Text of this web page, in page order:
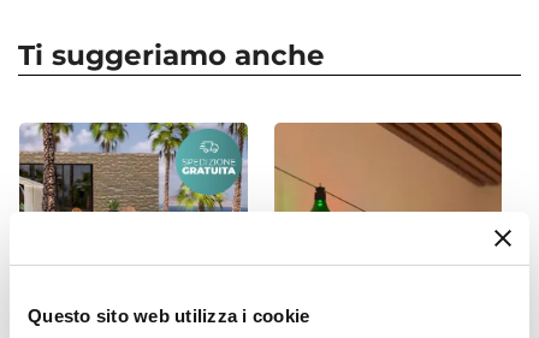
Questo sito web utilizza i cookie
disponibili.
dall'umiditàin giardino, veranda o campeggio.
Per proteggere l'auto o la zona pranzo della casa
al mare dal caldo estivo. La vela Solaris unisce
ombreggiati, ideali per rilassarsi nelle giornate più
Dimensioni
Colore Vela
Beige
Materiale
Grammatura
Ti suggeriamo anche